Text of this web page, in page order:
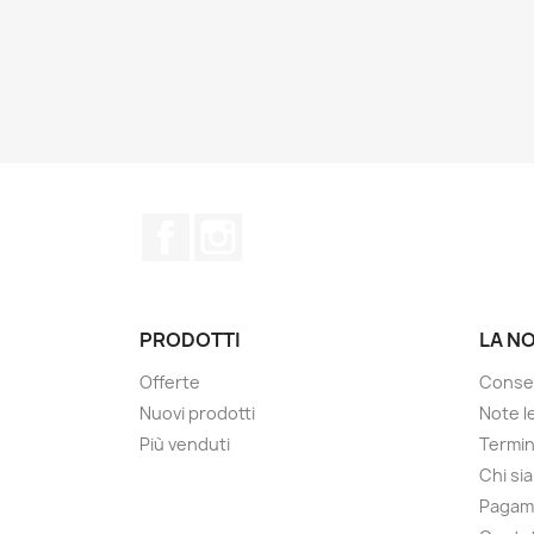
PRODOTTI
Offerte
Nuovi prodotti
Più venduti
LA
Note
Chi